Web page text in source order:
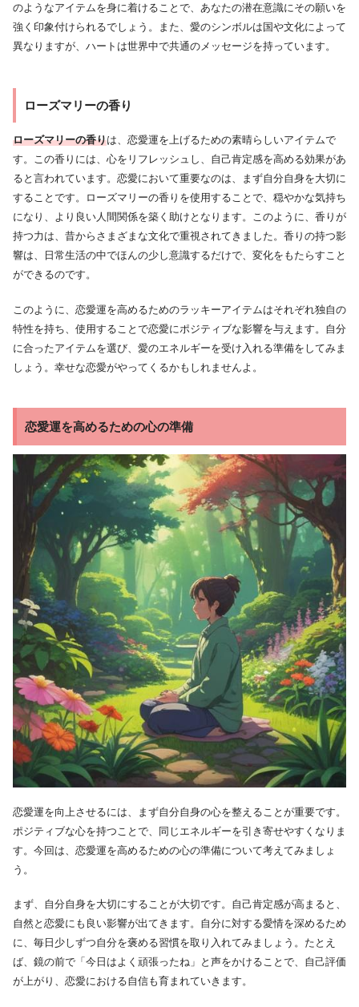
のようなアイテムを身に着けることで、あなたの潜在意識にその願いを
強く印象付けられるでしょう。また、愛のシンボルは国や文化によって
異なりますが、ハートは世界中で共通のメッセージを持っています。
ローズマリーの香り
ローズマリーの香りは、恋愛運を上げるための素晴らしいアイテムで
す。この香りには、心をリフレッシュし、自己肯定感を高める効果があ
ると言われています。恋愛において重要なのは、まず自分自身を大切に
することです。ローズマリーの香りを使用することで、穏やかな気持ち
になり、より良い人間関係を築く助けとなります。このように、香りが
持つ力は、昔からさまざまな文化で重視されてきました。香りの持つ影
響は、日常生活の中でほんの少し意識するだけで、変化をもたらすこと
ができるのです。
このように、恋愛運を高めるためのラッキーアイテムはそれぞれ独自の
特性を持ち、使用することで恋愛にポジティブな影響を与えます。自分
に合ったアイテムを選び、愛のエネルギーを受け入れる準備をしてみま
しょう。幸せな恋愛がやってくるかもしれませんよ。
恋愛運を高めるための心の準備
恋愛運を向上させるには、まず自分自身の心を整えることが重要です。
ポジティブな心を持つことで、同じエネルギーを引き寄せやすくなりま
す。今回は、恋愛運を高めるための心の準備について考えてみましょ
う。
まず、自分自身を大切にすることが大切です。自己肯定感が高まると、
自然と恋愛にも良い影響が出てきます。自分に対する愛情を深めるため
に、毎日少しずつ自分を褒める習慣を取り入れてみましょう。たとえ
ば、鏡の前で「今日はよく頑張ったね」と声をかけることで、自己評価
が上がり、恋愛における自信も育まれていきます。